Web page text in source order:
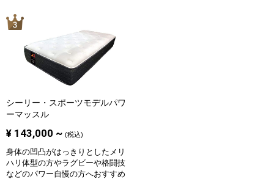
シーリー・スポーツモデルパワ
ーマッスル
¥ 143,000 ~ (税込)
身体の凹凸がはっきりとしたメリ
ハリ体型の方やラグビーや格闘技
などのパワー自慢の方へおすすめ